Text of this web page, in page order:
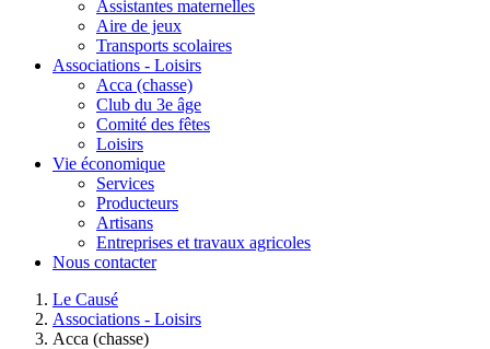
Assistantes maternelles
Aire de jeux
Transports scolaires
Associations - Loisirs
Acca (chasse)
Club du 3e âge
Comité des fêtes
Loisirs
Vie économique
Services
Producteurs
Artisans
Entreprises et travaux agricoles
Nous contacter
Le Causé
Associations - Loisirs
Acca (chasse)